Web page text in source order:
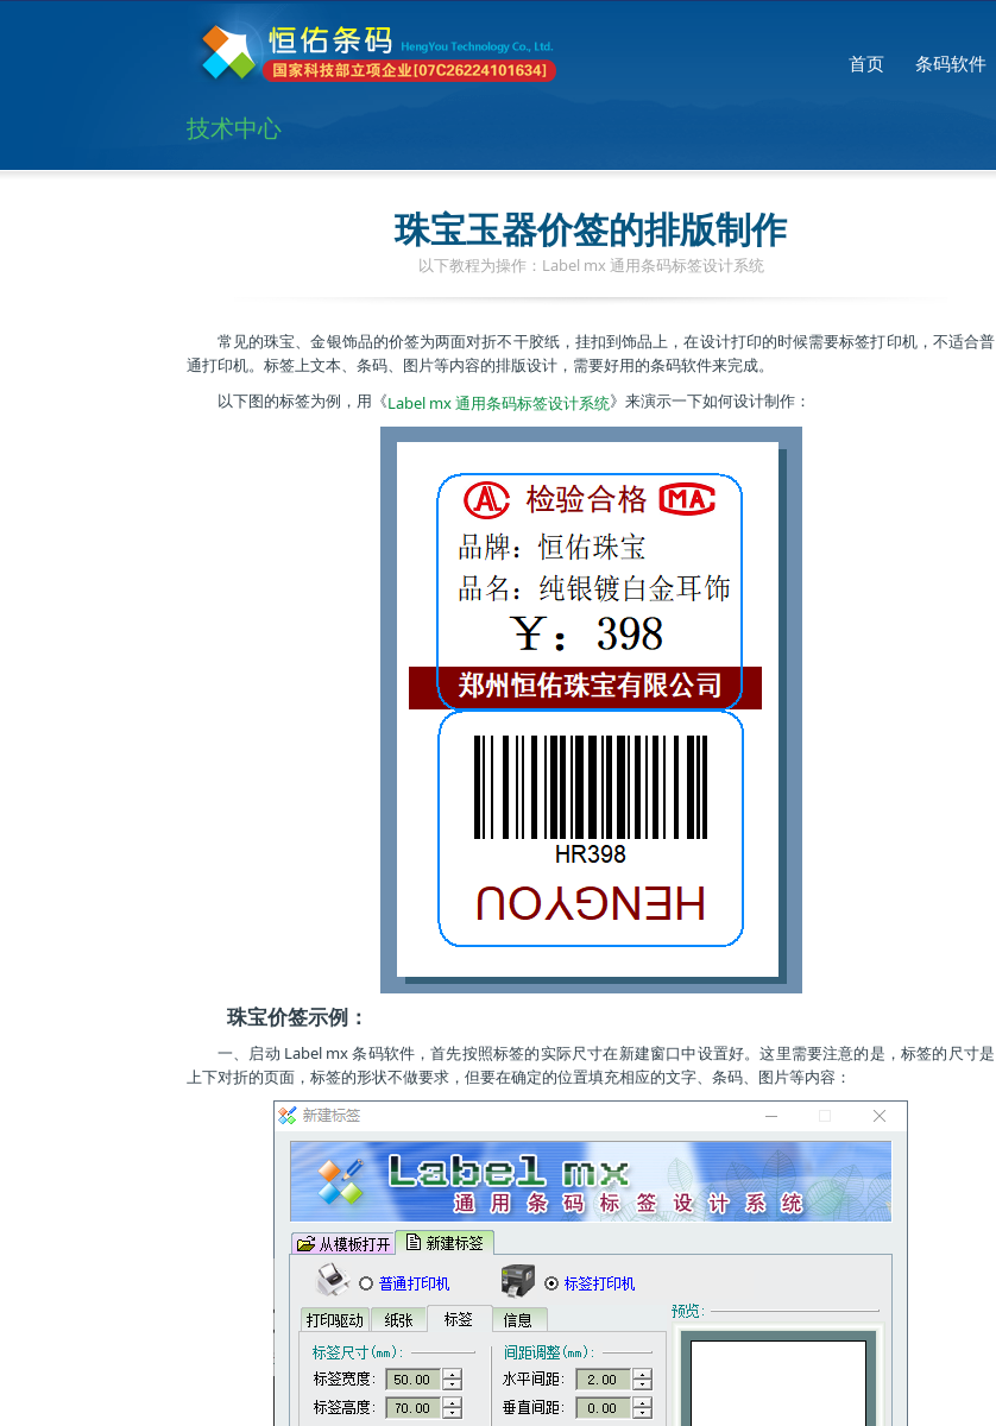
首页 条码软件
技术中心
珠宝玉器价签的排版制作
以下教程为操作：Label mx 通用条码标签设计系统
常见的珠宝、金银饰品的价签为两面对折不干胶纸，挂扣到饰品上，在设计打印的时候需要标签打印机，不适合普
通打印机。标签上文本、条码、图片等内容的排版设计，需要好用的条码软件来完成。
以下图的标签为例，用《Label mx 通用条码标签设计系统》来演示一下如何设计制作：
珠宝价签示例：
一、启动 Label mx 条码软件，首先按照标签的实际尺寸在新建窗口中设置好。这里需要注意的是，标签的尺寸是
上下对折的页面，标签的形状不做要求，但要在确定的位置填充相应的文字、条码、图片等内容：